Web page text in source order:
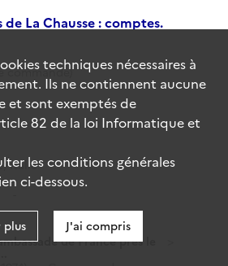
La Chausse : comptes.
commande)
Italie
de France près le
techniques nécessaires à
Ils ne contiennent aucune
et sont exemptés de
82 de la loi Informatique et
les conditions générales
ci-dessous.
plus J'ai compris